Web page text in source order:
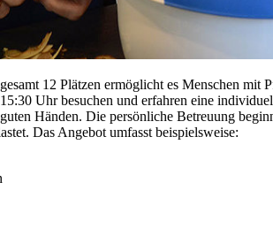
12 Plätzen ermöglicht es Menschen
Uhr besuchen und erfahren eine
Händen. Die persönliche Betreuung
Das Angebot umfasst beispielsweise: